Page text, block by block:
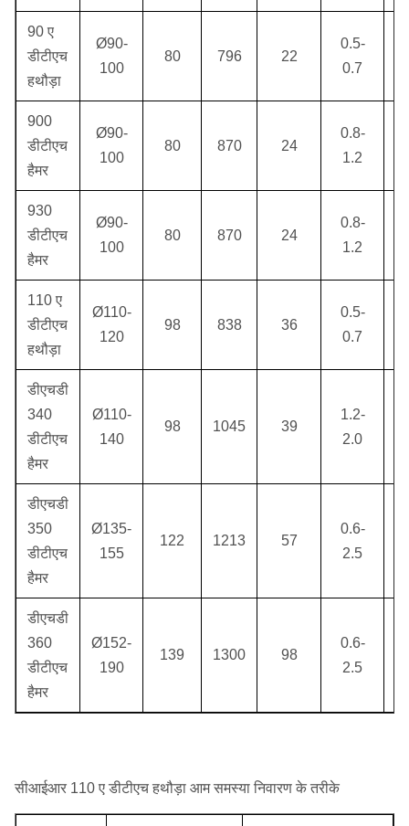
90 ए
डीटीएच
हथौड़ा
Ø90-
100
80 796 22
0.5-
0.7
900
डीटीएच
हैमर
Ø90-
100
80 870 24
0.8-
1.2
930
डीटीएच
हैमर
Ø90-
100
80 870 24
0.8-
1.2
110 ए
डीटीएच
हथौड़ा
Ø110-
120
98 838 36
0.5-
0.7
डीएचडी
340
डीटीएच
हैमर
Ø110-
140
98 1045 39
1.2-
2.0
डीएचडी
350
डीटीएच
हैमर
Ø135-
155
122 1213 57
0.6-
2.5
डीएचडी
360
डीटीएच
हैमर
Ø152-
190
139 1300 98
0.6-
2.5
सीआईआर 110 ए डीटीएच हथौड़ा आम समस्या निवारण के तरीके